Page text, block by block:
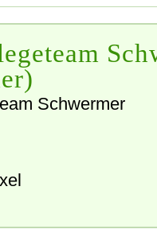
Schwermer